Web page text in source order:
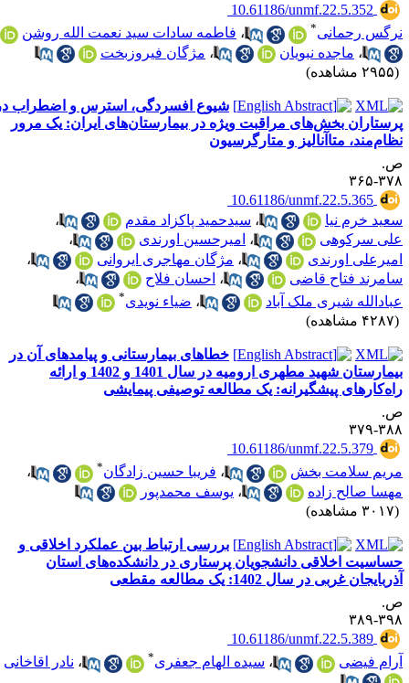
‎ 10.61186/unmf.22.5.352
رحمانی
،فاطمه سادات سید نعمت الله روشن
،ماجده نبویان ،مژگان فیروزبخت
شیوع افسردگی، استرس و اضطراب در
بخش‌های مراقبت ویژه در بیمارستان‌های ایران: یک مرور
متاآنالیز و متارگرسیون
۳۶۵
‎ 10.61186/unmf.22.5.365
خرم نیا
،سیدحمید پاکزاد مقدم
،
سرکوهی
،امیرحسین اورندی
،
اورندی
،مژگان مهاجری ایروانی
،
فتاح قاضی
،احسان فلاح
،
شیری ملک آباد
،ضیاء نویدی
خطاهای بیمارستانی و پیامدهای آن در
بیمارستان شهید مطهری ارومیه در سال 1401 و 1402 و ارائه
پیشگیرانه: یک مطالعه توصیفی پیمایشی
۳۷۹
‎ 10.61186/unmf.22.5.379
سلامت بخش
،فریبا حسین زادگان *
،
صالح زاده
،یوسف محمدپور
بررسی ارتباط بین عملکرد اخلاقی و
اخلاقی دانشجویان پرستاری در دانشکده‌های استان
غربی در سال 1402: یک مطالعه مقطعی
۳۸۹
‎ 10.61186/unmf.22.5.389
فیضی
،سیده الهام جعفری ،نادر اقاخانی